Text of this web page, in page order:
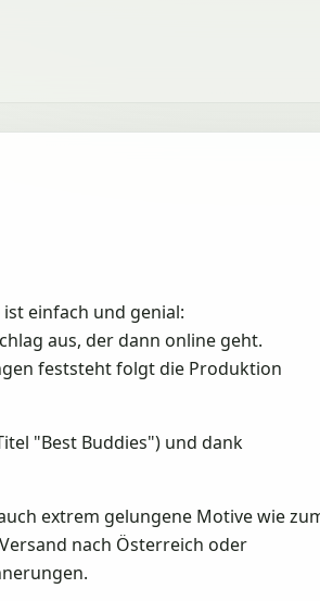
einfach und genial:
aus, der dann online geht.
feststeht folgt die Produktion
"Best Buddies") und dank
extrem gelungene Motive wie
nach Österreich oder